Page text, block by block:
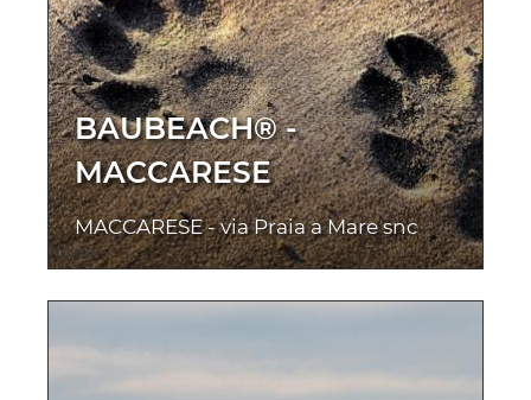
BAUBEACH® -
MACCARESE
MACCARESE - via Praia a Mare snc